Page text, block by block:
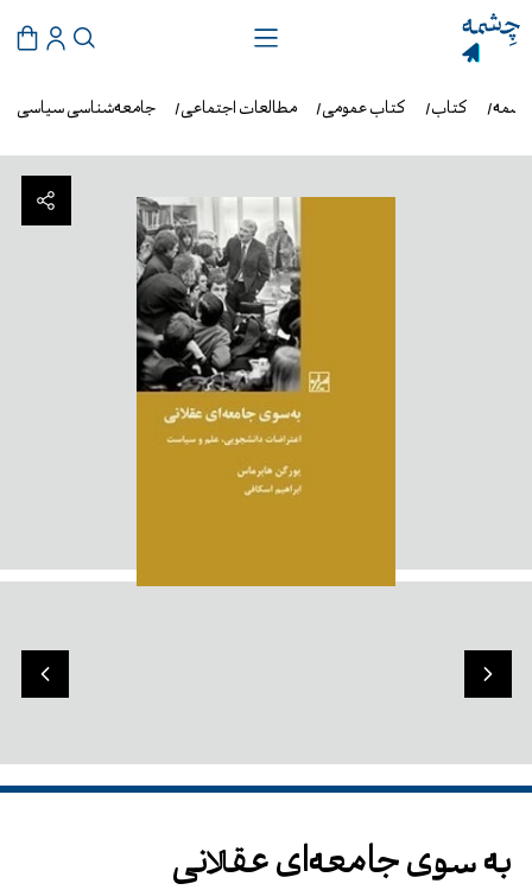
جامعه‌شناسی سیاسی مطالعات اجتماعی کتاب عمومی کتاب
به سوی جامعه‌ای عقلانی